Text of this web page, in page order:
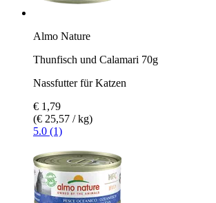
Almo Nature
Thunfisch und Calamari 70g
Nassfutter für Katzen
€ 1,79
(€ 25,57 / kg)
5.0 (1)